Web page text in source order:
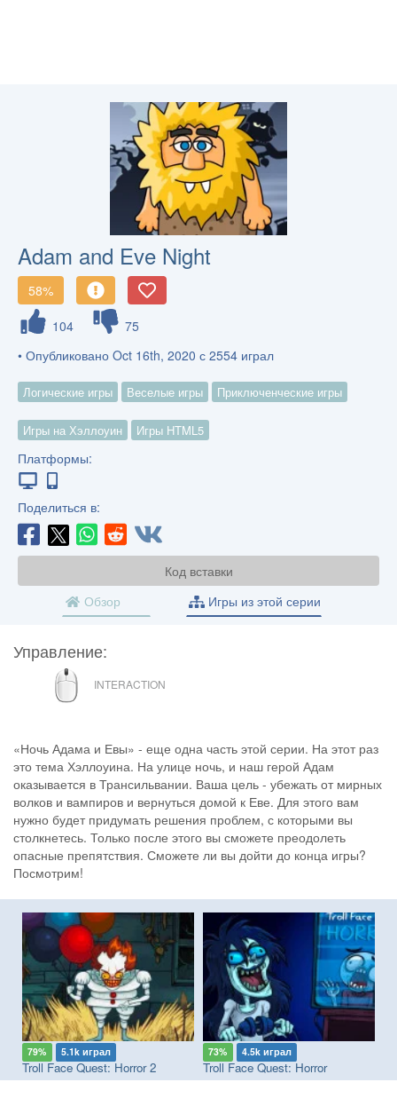
Adam and Eve Night
58%
104
75
• Опубликовано Oct 16th, 2020 с 2554 играл
Логические игры Веселые игры Приключенческие игры
Игры на Хэллоуин Игры HTML5
Платформы:
Поделиться в:
Код вставки
Обзор
Игры из этой серии
Управление:
МЫШЬ
INTERACTION
«Ночь Адама и Евы» - еще одна часть этой серии. На этот раз
это тема Хэллоуина. На улице ночь, и наш герой Адам
оказывается в Трансильвании. Ваша цель - убежать от мирных
волков и вампиров и вернуться домой к Еве. Для этого вам
нужно будет придумать решения проблем, с которыми вы
столкнетесь. Только после этого вы сможете преодолеть
опасные препятствия. Сможете ли вы дойти до конца игры?
Посмотрим!
79% 5.1k играл
Troll Face Quest: Horror 2
73% 4.5k играл
Troll Face Quest: Horror